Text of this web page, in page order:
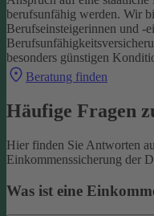
berufsunfähig werden. Wir
Berufseinsteigerinnen und -
besonders günstigen
Beratung finden
Häufige Fragen
Hier finden Sie Antworten
Einkommenssicherung der
Was ist eine